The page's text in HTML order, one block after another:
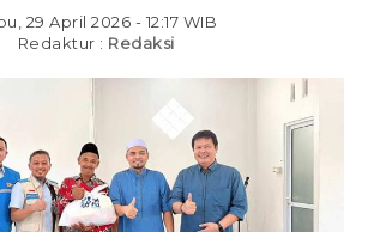
29 April 2026 - 12:17 WIB
Redaktur : Redaksi